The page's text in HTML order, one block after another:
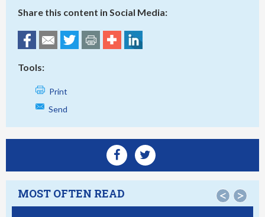
Share this content in Social Media:
Tools:
Print
Send
MOST OFTEN READ < >